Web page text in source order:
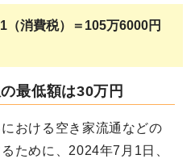
（消費税）＝105万6000円
最低額は30万円
おける空き家流通などの
ために、2024年7月1日、